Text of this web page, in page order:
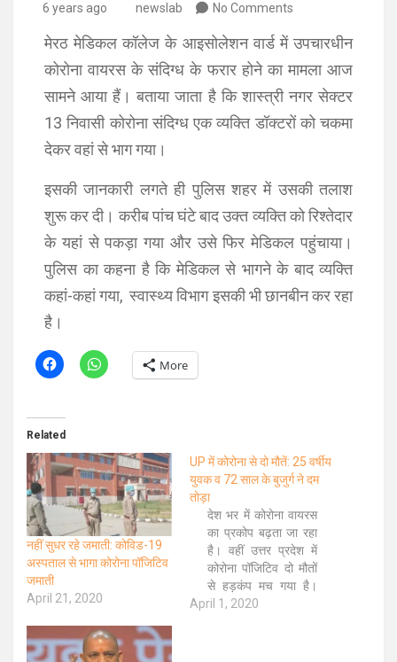
6 years ago newslab No Comments
मेरठ मेडिकल कॉलेज के आइसोलेशन वार्ड में उपचारधीन
कोरोना वायरस के संदिग्ध के फरार होने का मामला आज
सामने आया हैं। बताया जाता है कि शास्त्री नगर सेक्टर
13 निवासी कोरोना संदिग्ध एक व्यक्ति डॉक्टरों को चकमा
देकर वहां से भाग गया।
इसकी जानकारी लगते ही पुलिस शहर में उसकी तलाश
शुरू कर दी। करीब पांच घंटे बाद उक्त व्यक्ति को रिश्तेदार
के यहां से पकड़ा गया और उसे फिर मेडिकल पहुंचाया।
पुलिस का कहना है कि मेडिकल से भागने के बाद व्यक्ति
कहां-कहां गया, स्वास्थ्य विभाग इसकी भी छानबीन कर रहा
है।
More
Related
नहीं सुधर रहे जमाती: कोविड-19
अस्पताल से भागा कोरोना पॉजिटिव
जमाती
April 21, 2020
UP में कोरोना से दो मौतें: 25 वर्षीय
युवक व 72 साल के बुजुर्ग ने दम
तोड़ा
देश भर में कोरोना वायरस
का प्रकोप बढ़ता जा रहा
है। वहीं उत्तर प्रदेश में
कोरोना पॉजिटिव दो मौतों
से हड़कंप मच गया है।
बताया जाता है कि
April 1, 2020